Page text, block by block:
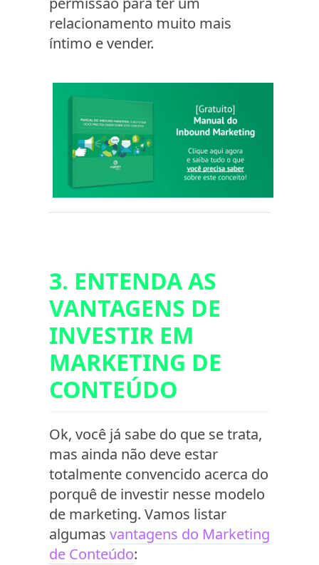
relacionamento muito mais
íntimo e vender.
3. ENTENDA AS
VANTAGENS DE
INVESTIR EM
MARKETING DE
CONTEÚDO
Ok, você já sabe do que se trata,
mas ainda não deve estar
totalmente convencido acerca do
porquê de investir nesse modelo
de marketing. Vamos listar
algumas vantagens do Marketing
de Conteúdo: